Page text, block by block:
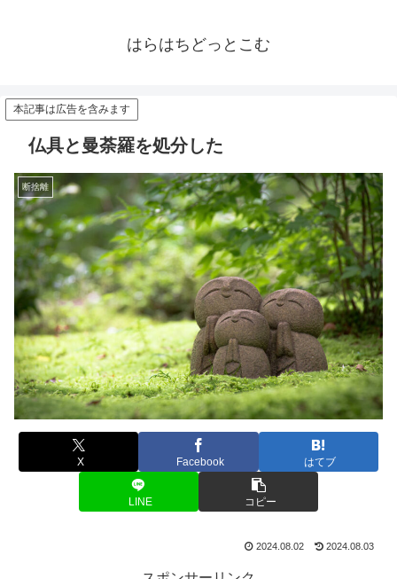
はらはちどっとこむ
本記事は広告を含みます
仏具と曼荼羅を処分した
断捨離
X Facebook はてブ
LINE コピー
2024.08.02 2024.08.03